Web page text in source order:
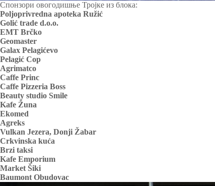
Спонзори овогодишње Тројке из блока:
Poljoprivredna apoteka Ružić
Golić trade d.o.o.
EMT Brčko
Geomaster
Galax Pelagićevo
Pelagić Cop
Agrimatco
Caffe Princ
Caffe Pizzeria Boss
Beauty studio Smile
Kafe Žuna
Ekomed
Agreks
Vulkan Jezera, Donji Žabar
Crkvinska kuća
Brzi taksi
Kafe Emporium
Market Šiki
Baumont Obudovac